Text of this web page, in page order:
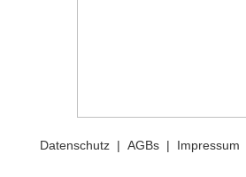
Datenschutz | AGBs | Impressum